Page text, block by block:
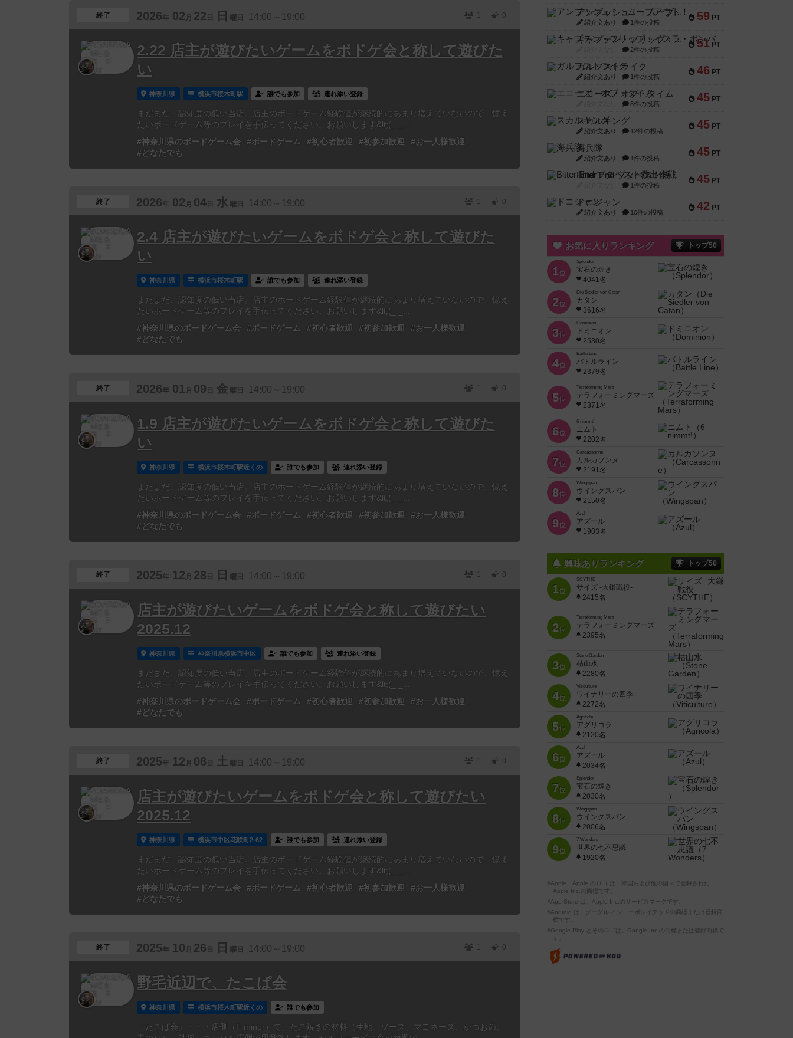
終了 2026年 02 月 22 日 曜日 14:00～19:00 1 0
2.22 店主が遊びたいゲームをボドゲ会と称して遊びた
い
神奈川県 横浜市桜木町駅 誰でも参加 連れ添い登録
まだまだ、認知度の低い当店。店主のボードゲーム経験値が継続的にあまり増えていないので、憶え
たいボードゲーム等のプレイを手伝ってください。お願いします&lt;(_ _...
#神奈川県のボードゲーム会
#ボードゲーム #初心者歓迎 #初参加歓迎
#お一人様歓迎
#どなたでも
終了 2026年 02 月 04 水 曜日 14:00～19:00 1 0
2.4 店主が遊びたいゲームをボドゲ会と称して遊びた
い
神奈川県 横浜市桜木町駅 誰でも参加 連れ添い登録
まだまだ、認知度の低い当店。店主のボードゲーム経験値が継続的にあまり増えていないので、憶え
たいボードゲーム等のプレイを手伝ってください。お願いします&lt;(_ _...
#神奈川県のボードゲーム会
#ボードゲーム #初心者歓迎 #初参加歓迎
#お一人様歓迎
#どなたでも
終了 2026年 01 月 09 金 曜日 14:00～19:00 1 0
1.9 店主が遊びたいゲームをボドゲ会と称して遊びた
い
神奈川県 横浜市桜木町駅近くの 誰でも参加 連れ添い登録
まだまだ、認知度の低い当店。店主のボードゲーム経験値が継続的にあまり増えていないので、憶え
たいボードゲーム等のプレイを手伝ってください。お願いします&lt;(_ _...
#神奈川県のボードゲーム会
#ボードゲーム #初心者歓迎 #初参加歓迎
#お一人様歓迎
#どなたでも
終了 2025年 12 月 28 日 曜日 14:00～19:00 1 0
店主が遊びたいゲームをボドゲ会と称して遊びたい
2025.12
神奈川県 神奈川県横浜市中区 誰でも参加 連れ添い登録
まだまだ、認知度の低い当店。店主のボードゲーム経験値が継続的にあまり増えていないので、憶え
たいボードゲーム等のプレイを手伝ってください。お願いします&lt;(_ _...
#神奈川県のボードゲーム会
#ボードゲーム #初心者歓迎 #初参加歓迎
#お一人様歓迎
#どなたでも
終了 2025年 12 月 06 土 曜日 14:00～19:00 1 0
店主が遊びたいゲームをボドゲ会と称して遊びたい
2025.12
神奈川県 横浜市中区花咲町2-62 誰でも参加 連れ添い登録
まだまだ、認知度の低い当店。店主のボードゲーム経験値が継続的にあまり増えていないので、憶え
たいボードゲーム等のプレイを手伝ってください。お願いします&lt;(_ _...
#神奈川県のボードゲーム会
#ボードゲーム #初心者歓迎 #初参加歓迎
#お一人様歓迎
#どなたでも
終了 2025年 10 月 26 日 曜日 14:00～19:00 1 0
野毛近辺で、たこぱ会
神奈川県 横浜市桜木町駅近くの 誰でも参加
「たこぱ会」・・・店側（F minor）で、たこ焼きの材料（生地、ソース、マヨネーズ、かつお節、
59 PT
アンブッシュ！：ムーブアウト！
紹介文あり 1件の投稿
51 PT
キャプテン・フリップ：イスラ・ボンバ
2件の投稿
46 PT
ガルフストライク
紹介文あり 1件の投稿
45 PT
エコーズ・オブ・タイム
8件の投稿
45 PT
スカルキング
紹介文あり 12件の投稿
45 PT
海兵隊
紹介文あり 1件の投稿
45 PT
Bitter End ブタペスト救出作戦
1件の投稿
42 PT
ドコジャン
紹介文あり 10件の投稿
お気に入りランキング トップ50
1位
Splendor
宝石の煌き
4041名
2位
Die Siedler von Catan
カタン
3616名
3位
Dominion
ドミニオン
2530名
4位
Battle Line
バトルライン
2379名
5位
Terraforming Mars
テラフォーミングマーズ
2371名
6位
6 nimmt!
ニムト
2202名
7位
Carcassonne
カルカソンヌ
2191名
8位
Wingspan
ウイングスパン
2150名
9位
Azul
アズール
1903名
興味ありランキング トップ50
1位
SCYTHE
サイズ -大鎌戦役-
2415名
2位
Terraforming Mars
テラフォーミングマーズ
2395名
3位
Stone Garden
枯山水
2280名
4位
Viticulture
ワイナリーの四季
2272名
5位
Agricola
アグリコラ
2120名
6位
Azul
アズール
2034名
7位
Splendor
宝石の煌き
2030名
8位
Wingspan
ウイングスパン
2006名
9位
7 Wonders
世界の七不思議
1920名
※Apple、Apple のロゴ は、米国および他の国々で登録された
Apple Inc.の商標です。
※App Store は、Apple Inc.のサービスマークです。
※Android は、グーグル インコーポレイテッドの商標または登録商
標です。
※Google Play とそのロゴは、Google Inc.の商標または登録商標で
す。